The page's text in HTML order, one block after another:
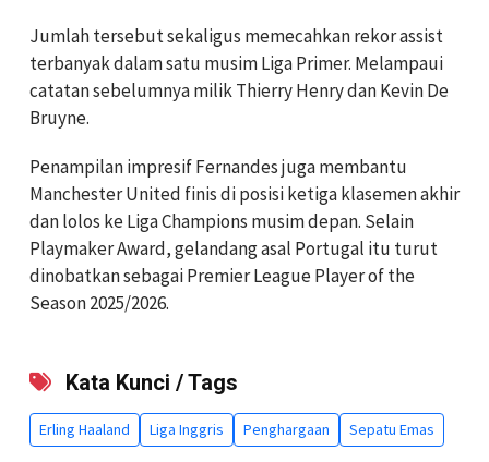
Jumlah tersebut sekaligus memecahkan rekor assist
terbanyak dalam satu musim Liga Primer. Melampaui
catatan sebelumnya milik Thierry Henry dan Kevin De
Bruyne.
Penampilan impresif Fernandes juga membantu
Manchester United finis di posisi ketiga klasemen akhir
dan lolos ke Liga Champions musim depan. Selain
Playmaker Award, gelandang asal Portugal itu turut
dinobatkan sebagai Premier League Player of the
Season 2025/2026.
Kata Kunci / Tags
Erling Haaland Liga Inggris Penghargaan Sepatu Emas